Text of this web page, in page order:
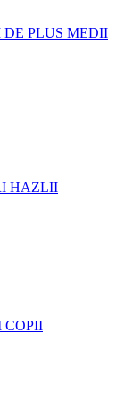
DE PLUS MEDII
HAZLII
COPII